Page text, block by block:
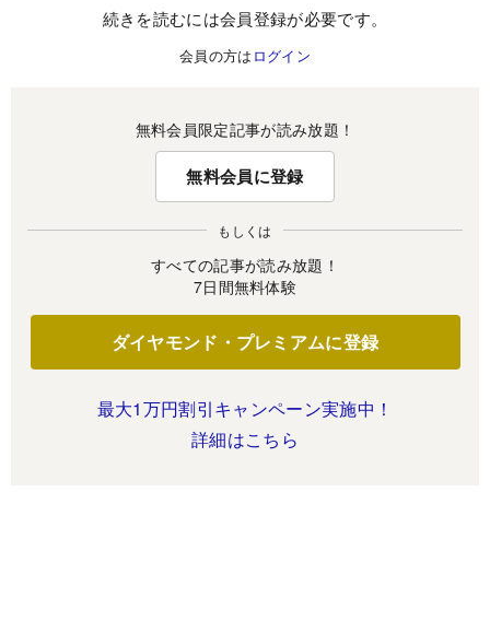
続きを読むには会員登録が必要です。
会員の方は ログイン
無料会員限定記事が読み放題！
無料会員に登録
もしくは
すべての記事が読み放題！
7日間無料体験
ダイヤモンド・プレミアムに登録
最大1万円割引キャンペーン実施中！
詳細はこちら